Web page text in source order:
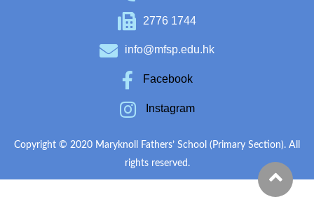
2776 1744
info@mfsp.edu.hk
Facebook
Instagram
Copyright © 2020 Maryknoll Fathers’ School (Primary Section). All
rights reserved.